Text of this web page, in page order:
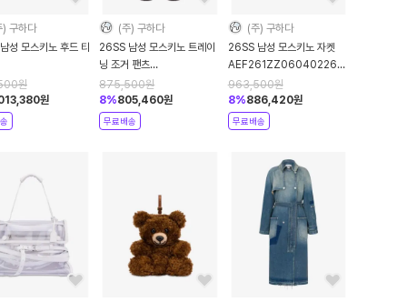
) 구하다
성 모스키노 후드 티
DOM
원
원
(주) 구하다
26SS 남성 모스키노 트레이
닝 조거 팬츠
AEF261ZZ03140226AEF1191
Grey DOM
875,500원
8%805,460원
무료배송
(주) 구하다
26SS 남성 모스키노 자켓
AEF261ZZ06040226AEF1191
Grey DOM
963,500원
8%886,420원
무료배송